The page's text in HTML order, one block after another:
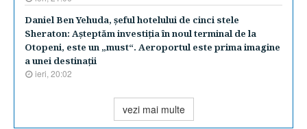
Daniel Ben Yehuda, şeful hotelului de cinci stele
Sheraton: Aşteptăm investiţia în noul terminal de la
Otopeni, este un „must“. Aeroportul este prima imagine
a unei destinaţii
ieri, 20:02
vezi mai multe